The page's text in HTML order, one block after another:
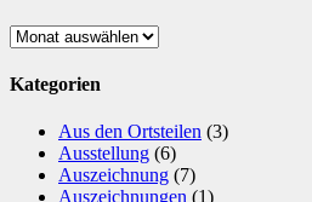
Archiv
Kategorien
Aus den Ortsteilen (3)
Ausstellung (6)
Auszeichnung (7)
Auszeichnungen (1)